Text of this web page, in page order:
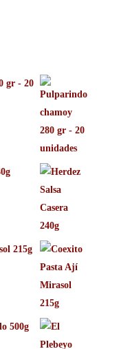
gr - 20
215g
500g